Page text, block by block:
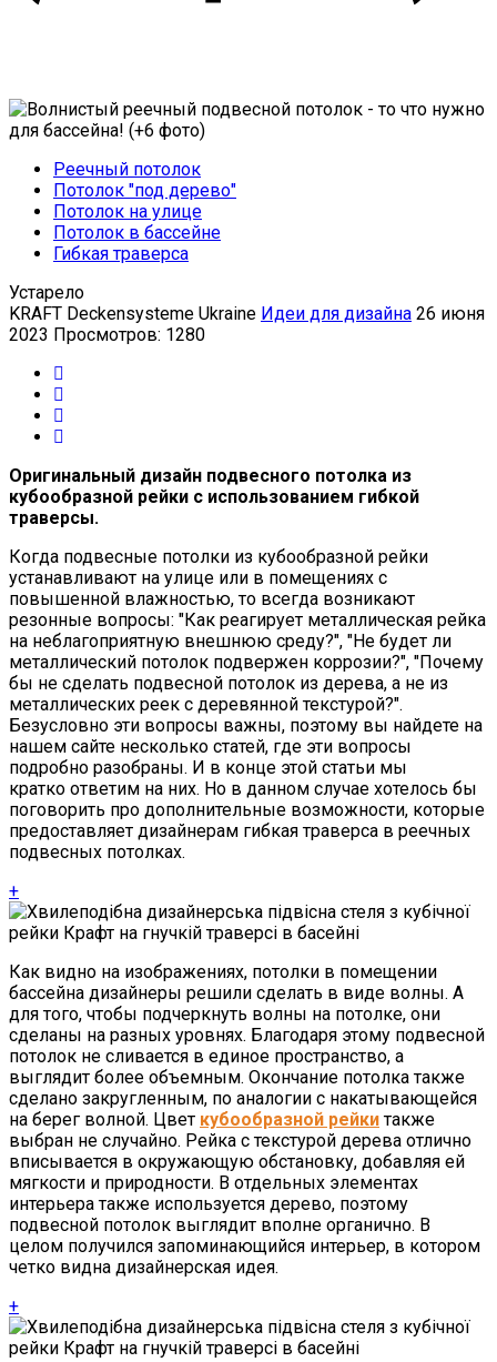
Реечный потолок
Потолок "под дерево"
Потолок на улице
Потолок в бассейне
Гибкая траверса
Устарело
KRAFT Deckensysteme Ukraine Идеи для дизайна 26 июня
2023 Просмотров: 1280
Оригинальный дизайн подвесного потолка из
кубообразной рейки с использованием гибкой
траверсы.
Когда подвесные потолки из кубообразной рейки
устанавливают на улице или в помещениях с
повышенной влажностью, то всегда возникают
резонные вопросы: "Как реагирует металлическая рейка
на неблагоприятную внешнюю среду?", "Не будет ли
металлический потолок подвержен коррозии?", "Почему
бы не сделать подвесной потолок из дерева, а не из
металлических реек с деревянной текстурой?".
Безусловно эти вопросы важны, поэтому вы найдете на
нашем сайте несколько статей, где эти вопросы
подробно разобраны. И в конце этой статьи мы
кратко ответим на них. Но в данном случае хотелось бы
поговорить про дополнительные возможности, которые
предоставляет дизайнерам гибкая траверса в реечных
подвесных потолках.
+
Как видно на изображениях, потолки в помещении
бассейна дизайнеры решили сделать в виде волны. А
для того, чтобы подчеркнуть волны на потолке, они
сделаны на разных уровнях. Благодаря этому подвесной
потолок не сливается в единое пространство, а
выглядит более объемным. Окончание потолка также
сделано закругленным, по аналогии с накатывающейся
на берег волной. Цвет кубообразной рейкитакже
выбран не случайно. Рейка с текстурой дерева отлично
вписывается в окружающую обстановку, добавляя ей
мягкости и природности. В отдельных элементах
интерьера также используется дерево, поэтому
подвесной потолок выглядит вполне органично. В
целом получился запоминающийся интерьер, в котором
четко видна дизайнерская идея.
+